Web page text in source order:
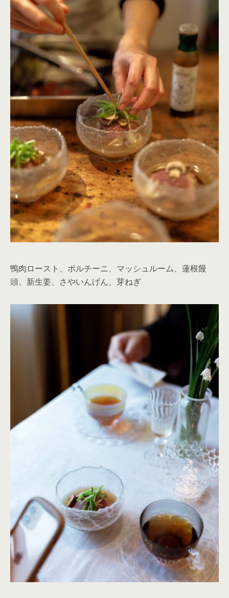
鴨肉ロースト、ポルチーニ、マッシュルーム、蓮根饅
頭、新生姜、さやいんげん、芽ねぎ